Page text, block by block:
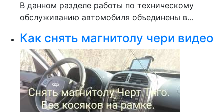
В данном разделе работы по техническому
обслуживанию автомобиля объединены в...
Как снять магнитолу чери видео